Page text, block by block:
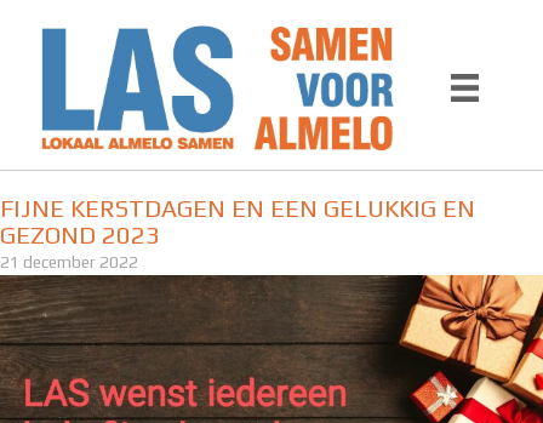
FIJNE KERSTDAGEN EN EEN GELUKKIG EN
GEZOND 2023
21 december 2022